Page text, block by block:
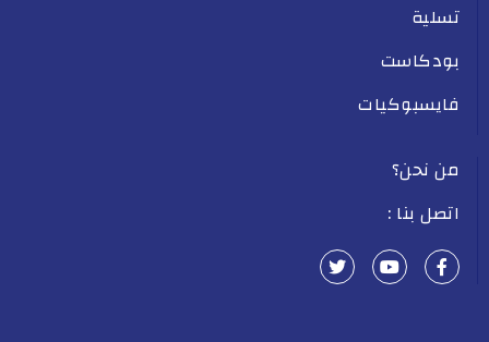
تسلية
بودكاست
فايسبوكيات
من نحن؟
اتصل بنا :